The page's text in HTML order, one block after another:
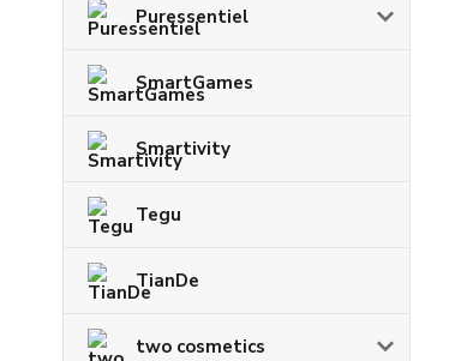
Puressentiel
SmartGames
Smartivity
Tegu
TianDe
two cosmetics